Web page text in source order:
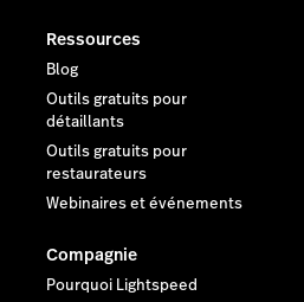
Ressources
Blog
Outils gratuits pour
détaillants
Outils gratuits pour
restaurateurs
Webinaires et événements
Compagnie
Pourquoi Lightspeed